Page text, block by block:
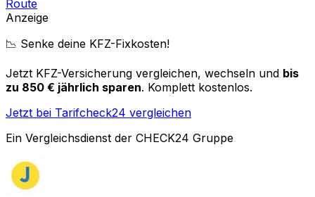
Route
Anzeige
📉 Senke deine KFZ-Fixkosten!
Jetzt KFZ-Versicherung vergleichen, wechseln und bis
zu 850 € jährlich sparen. Komplett kostenlos.
Jetzt bei Tarifcheck24 vergleichen
Ein Vergleichsdienst der CHECK24 Gruppe